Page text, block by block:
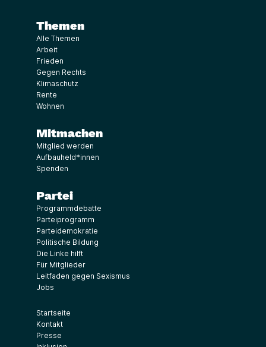
Themen
Alle Themen
Arbeit
Frieden
Gegen Rechts
Klimaschutz
Rente
Wohnen
Mitmachen
Mitglied werden
Aufbauheld*innen
Spenden
Partei
Programmdebatte
Parteiprogramm
Parteidemokratie
Politische Bildung
Die Linke hilft
Für Mitglieder
Leitfaden gegen Sexismus
Jobs
Startseite
Kontakt
Presse